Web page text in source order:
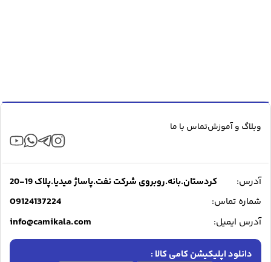
وبلاگ و آموزشتماس با ما
آدرس:
کردستان.بانه.روبروی شرکت نفت.پاساژ میدیا.پلاک 19-20
شماره تماس:
09124137224
آدرس ایمیل: info@camikala.com
دانلود اپلیکیشن کامی کالا :